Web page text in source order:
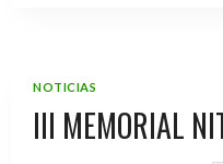
NOTICIAS
III MEMORIAL